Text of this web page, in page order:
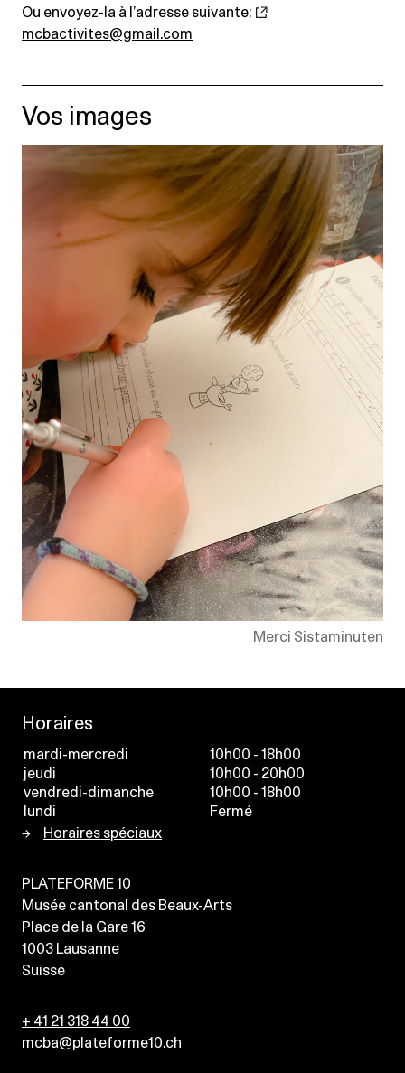
Ou envoyez-la à l’adresse suivante:
mcbactivites@gmail.com
Vos images
Merci Sistaminuten
Horaires
mardi-mercredi
10h00 - 18h00
jeudi
10h00 - 20h00
vendredi-dimanche
10h00 - 18h00
lundi
Fermé
Horaires spéciaux
PLATEFORME 10
Musée cantonal des Beaux-Arts
Place de la Gare 16
1003 Lausanne
Suisse
+ 41 21 318 44 00
mcba@plateforme10.ch